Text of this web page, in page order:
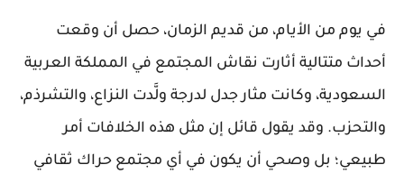
في يوم من الأيام، من قديم الزمان، حصل أن وقعت
أحداث متتالية أثارت نقاش المجتمع في المملكة العربية
السعودية، وكانت مثار جدل لدرجة ولَّدت النزاع، والتشرذم،
والتحزب. وقد يقول قائل إن مثل هذه الخلافات أمر
طبيعي؛ بل وصحي أن يكون في أي مجتمع حراك ثقافي